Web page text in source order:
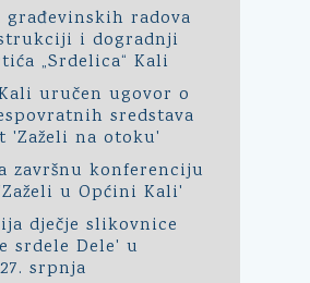
građevinskih radova
i dogradnji
„Srdelica“ Kali
uručen ugovor o
sredstava
'Zaželi na otoku'
završnu konferenciju
u Općini Kali'
dječje slikovnice
srdele Dele' u
srpnja